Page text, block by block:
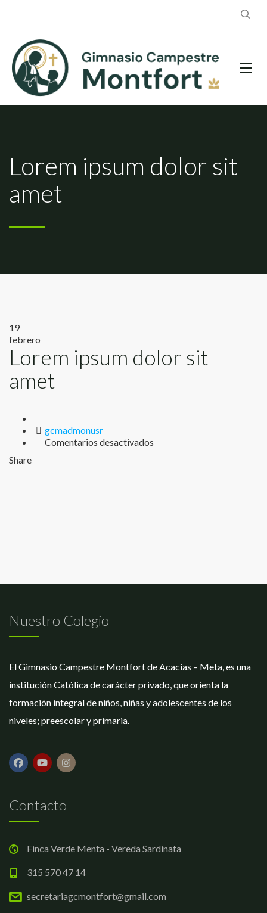
Lorem ipsum dolor sit
amet
19
febrero
Lorem ipsum dolor sit
amet
Author
gcmadmonusr
Comentarios desactivados
Share
Nuestro Colegio
El Gimnasio Campestre Montfort de Acacías – Meta, es una
institución Católica de carácter privado, que orienta la
formación integral de niños, niñas y adolescentes de los
niveles; preescolar y primaria.
Contacto
Finca Verde Menta - Vereda Sardinata
315 570 47 14
secretariagcmontfort@gmail.com